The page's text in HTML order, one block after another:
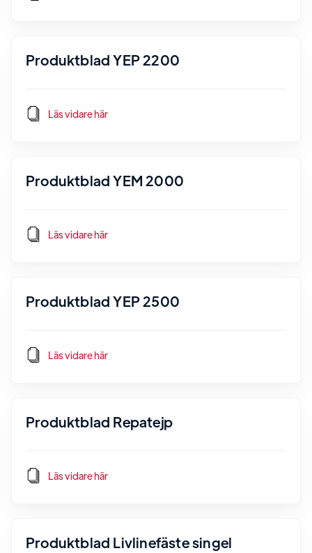
Produktblad YEP 2200
Läs vidare här
Produktblad YEM 2000
Läs vidare här
Produktblad YEP 2500
Läs vidare här
Produktblad Repatejp
Läs vidare här
Produktblad Livlinefäste singel